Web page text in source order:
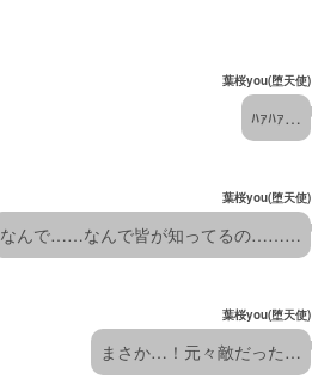
葉桜you(堕天使)
ﾊｧﾊｧ…
葉桜you(堕天使)
なんで……なんで皆が知ってるの………
葉桜you(堕天使)
まさか…！元々敵だった…